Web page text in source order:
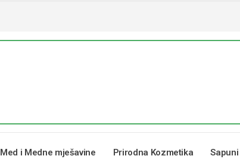
Med i Medne mješavine Prirodna Kozmetika Sapuni